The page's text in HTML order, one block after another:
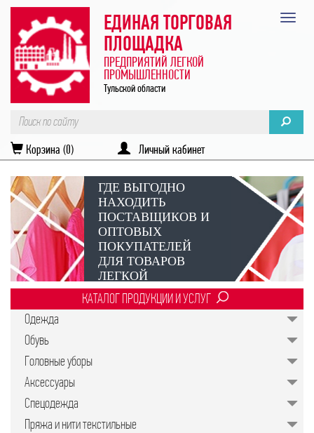
ЕДИНАЯ ТОРГОВАЯ
ПЛОЩАДКА
ПРЕДПРИЯТИЙ ЛЕГКОЙ
ПРОМЫШЛЕННОСТИ
Тульской области
Корзина (0) Личный кабинет
ГДЕ ВЫГОДНО
НАХОДИТЬ
ПОСТАВЩИКОВ И
ОПТОВЫХ
ПОКУПАТЕЛЕЙ
ДЛЯ ТОВАРОВ
ЛЕГКОЙ
ПРОМЫШЛЕННОСТИ?
Век онлайн-коммуникаций
Подобрать качественные изделия в
КАТАЛОГ ПРОДУКЦИИ И УСЛУГ
Одежда
Обувь
Головные уборы
Аксессуары
Спецодежда
Пряжа и нити текстильные